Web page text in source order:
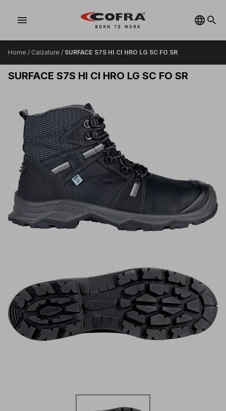
menu
Home / Calzature / SURFACE S7S HI CI HRO LG SC FO SR
SURFACE S7S HI CI HRO LG SC FO SR